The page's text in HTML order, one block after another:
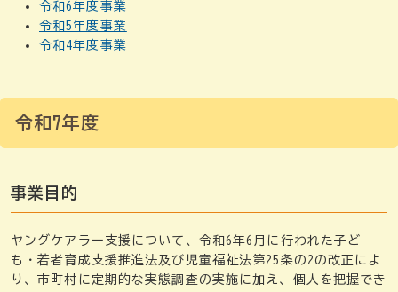
令和6年度事業
令和5年度事業
令和4年度事業
令和7年度
事業目的
ヤングケアラー支援について、令和6年6月に行われた子ど
も・若者育成支援推進法及び児童福祉法第25条の2の改正によ
り、市町村に定期的な実態調査の実施に加え、個人を把握でき